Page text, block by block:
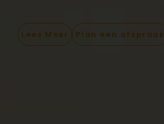
Lees Meer Plan een afspraak